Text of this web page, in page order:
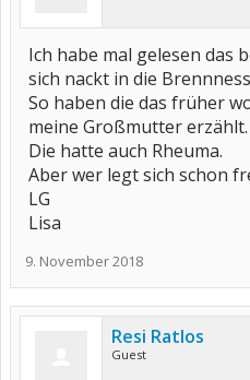
Ich habe mal gelesen das
sich nackt in die
So haben die das früher
meine Großmutter erzählt.
Die hatte auch Rheuma.
Aber wer legt sich schon
LG
Lisa
9. November 2018
Resi Ratlos
Guest